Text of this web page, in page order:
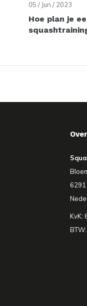
05 / Jun / 2023
Hoe plan je
6291
KvK: